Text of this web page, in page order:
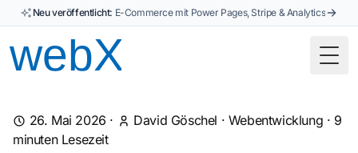
Neu veröffentlicht: E-Commerce mit Power Pages, Stripe & Analytics
26. Mai 2026 · David Göschel · Webentwicklung · 9
minuten Lesezeit